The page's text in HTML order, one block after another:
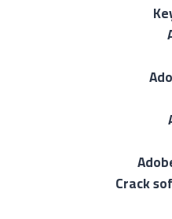
Crack